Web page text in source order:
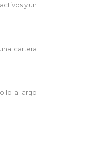
y un
cartera
a largo